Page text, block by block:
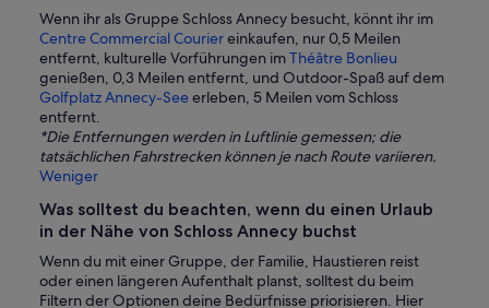
Wenn ihr als Gruppe Schloss Annecy besucht, könnt ihr im
Centre Commercial Couriereinkaufen, nur 0,5 Meilen
entfernt, kulturelle Vorführungen imThéâtre Bonlieu
genießen, 0,3 Meilen entfernt, und Outdoor-Spaß auf dem
Golfplatz Annecy-Seeerleben, 5 Meilen vom Schloss
entfernt.
*Die Entfernungen werden in Luftlinie gemessen; die
tatsächlichen Fahrstrecken können je nach Route variieren.
Weniger
Was solltest du beachten, wenn du einen Urlaub
in der Nähe von Schloss Annecy buchst
Wenn du mit einer Gruppe, der Familie, Haustieren reist
oder einen längeren Aufenthalt planst, solltest du beim
Filtern der Optionen deine Bedürfnisse priorisieren. Hier